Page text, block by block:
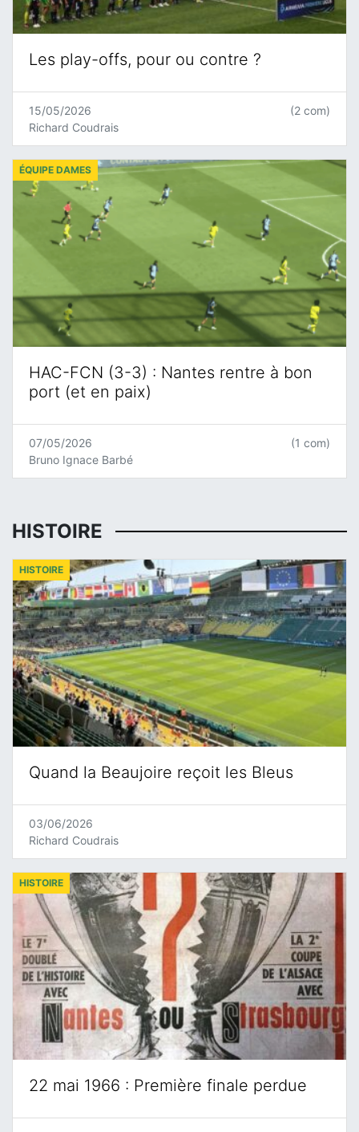
Les play-offs, pour ou contre ?
15/05/2026
Richard Coudrais
(2 com)
HAC-FCN (3-3) : Nantes rentre à bon
port (et en paix)
ÉQUIPE DAMES
07/05/2026
Bruno Ignace Barbé
(1 com)
HISTOIRE
Quand la Beaujoire reçoit les Bleus
HISTOIRE
03/06/2026
Richard Coudrais
22 mai 1966 : Première finale perdue
HISTOIRE